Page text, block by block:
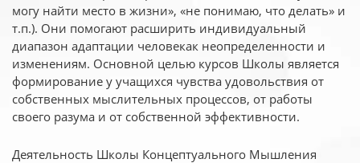
могу найти место в жизни», «не понимаю, что делать» и
т.п.). Они помогают расширить индивидуальный
диапазон адаптации человекак неопределенности и
изменениям. Основной целью курсов Школы является
формирование у учащихся чувства удовольствия от
собственных мыслительных процессов, от работы
своего разума и от собственной эффективности.
Деятельность Школы Концептуального Мышления